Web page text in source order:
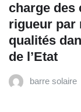
charge des
rigueur par
qualités
de l’Etat
barre solaire